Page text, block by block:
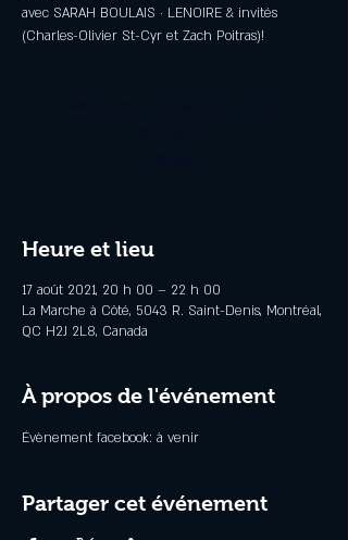
avec SARAH BOULAIS · LENOIRE & invités
(Charles-Olivier St-Cyr et Zach Poitras)!
Heure et lieu
17 août 2021, 20 h 00 – 22 h 00
La Marche à Côté, 5043 R. Saint-Denis, Montréal,
QC H2J 2L8, Canada
À propos de l'événement
Évènement facebook: à venir
Partager cet événement